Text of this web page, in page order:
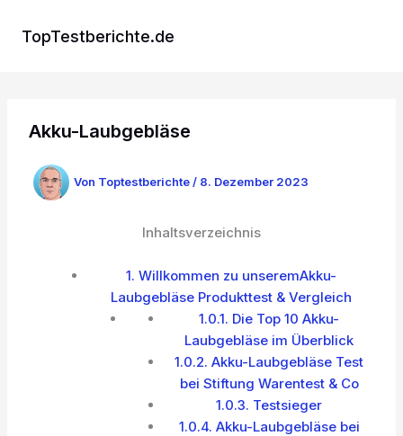
InhaltTopTestberichte.de
Akku-Laubgebläse
Von Toptestberichte / 8. Dezember 2023
Inhaltsverzeichnis
1. Willkommen zu unseremAkku-
Laubgebläse Produkttest & Vergleich
1.0.1. Die Top 10 Akku-
Laubgebläse im Überblick
1.0.2. Akku-Laubgebläse Test
bei Stiftung Warentest & Co
1.0.3. Testsieger
1.0.4. Akku-Laubgebläse bei